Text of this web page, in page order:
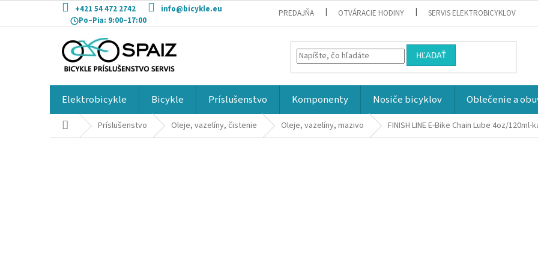
obsah
+421 54 472 2742
info@bicykle.eu
Po–Pia: 9:00–17:00
PREDAJŇA OTVÁRACIE HODINY SERVIS ELEKTROBICYKLOV
HĽADAŤ
Elektrobicykle Bicykle Príslušenstvo Komponenty Nosiče bicyklov Oblečenie a
DomovPríslušenstvo Oleje, vazelíny, čistenie Oleje, vazelíny, mazivo FINISH LINE E-Bike Chain Lube 4oz/120ml-